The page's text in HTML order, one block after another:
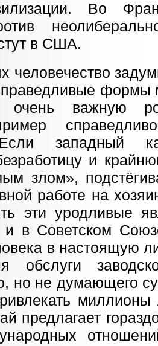
Во
в США.
человечество
формы
очень важную
западный
и
злом»,
работе на
эти уродливые
и в Советском
в настоящую
обслуги
но не думающего
предлагает